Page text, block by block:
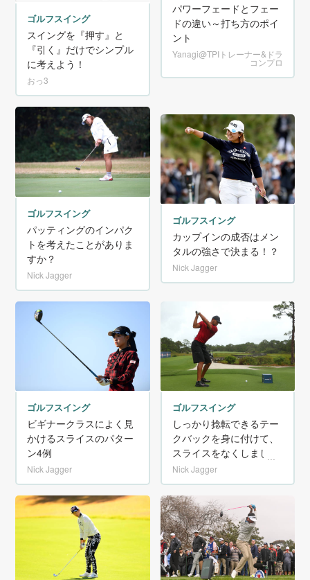
ゴルフスイング
スイングを『押す』と
『引く』だけでシンプル
に考えよう！
おっ3
パワーフェードとフェー
ドの違い～打ち方のポイ
ント
Yanagi@TPIトレーナー&ドラ
コンプロ
ゴルフスイング
パッティングのインパク
トを考えたことがありま
すか？
Nick Jagger
ゴルフスイング
カップインの成否はメン
タルの強さで決まる！？
Nick Jagger
ゴルフスイング
ビギナークラスによく見
かけるスライスのパター
ン4例
Nick Jagger
ゴルフスイング
しっかり捻転できるテー
クバックを身に付けて、
スライスをなくしましょ
う！
Nick Jagger